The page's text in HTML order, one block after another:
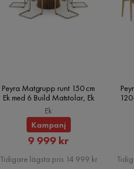
Peyra Matgrupp runt 150 cm
Ek med 6 Build Matstolar, Ek
Ek
Kampanj
Rabatterat
Pris
9 999 kr
Tidigare lägsta pris 14 999 kr